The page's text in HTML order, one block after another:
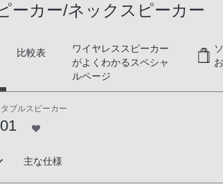
ーカー/ネックスピーカー
比較表
ワイヤレススピーカー
がよくわかるスペシャ
ルページ
ブルスピーカー
主な仕様